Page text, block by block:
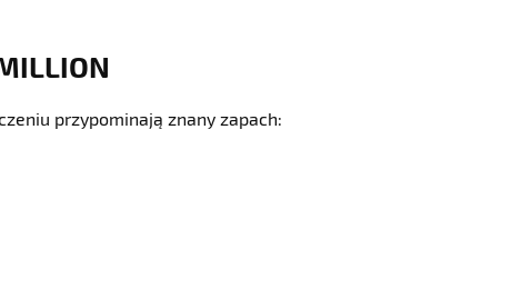
przypominają znany zapach: